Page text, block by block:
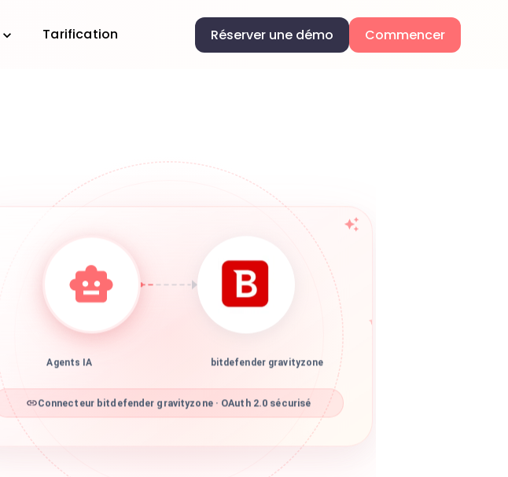
Tarification Réserver une démo Commencer
Agents IA bitdefender gravityzone
Connecteur bitdefender gravityzone · OAuth 2.0 sécurisé